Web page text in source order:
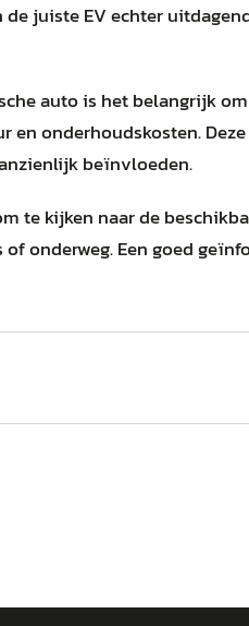
de juiste EV echter
auto is het belangrijk
onderhoudskosten.
beïnvloeden.
te kijken naar de
onderweg. Een goed